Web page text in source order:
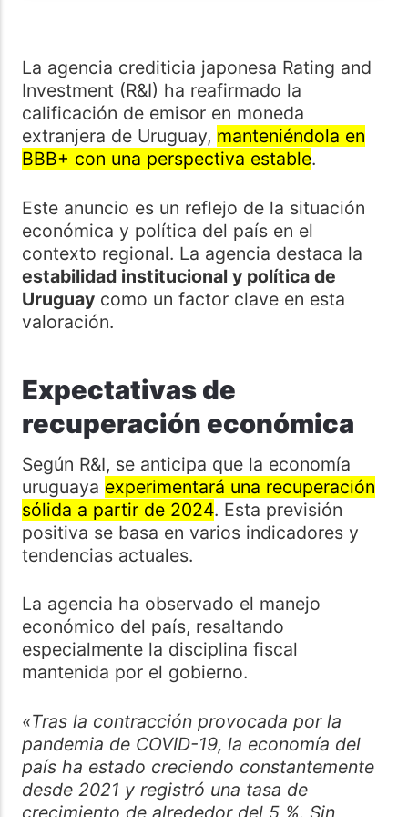
La agencia crediticia japonesa Rating and
Investment (R&I) ha reafirmado la
calificación de emisor en moneda
extranjera de Uruguay, manteniéndola en
BBB+ con una perspectiva estable.
Este anuncio es un reflejo de la situación
económica y política del país en el
contexto regional. La agencia destaca la
estabilidad institucional y política de
Uruguaycomo un factor clave en esta
valoración.
Expectativas de
recuperación económica
Según R&I, se anticipa que la economía
uruguaya experimentará una recuperación
sólida a partir de 2024. Esta previsión
positiva se basa en varios indicadores y
tendencias actuales.
La agencia ha observado el manejo
económico del país, resaltando
especialmente la disciplina fiscal
mantenida por el gobierno.
«Tras la contracción provocada por la
pandemia de COVID-19, la economía del
país ha estado creciendo constantemente
desde 2021 y registró una tasa de
crecimiento de alrededor del 5 %. Sin